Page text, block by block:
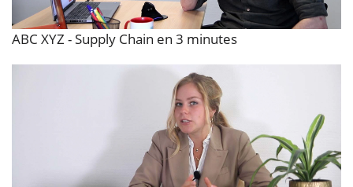
ABC XYZ - Supply Chain en 3 minutes